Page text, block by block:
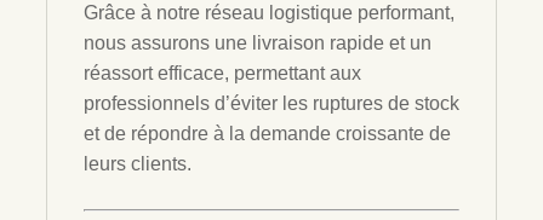
Grâce à notre réseau logistique performant,
nous assurons une livraison rapide et un
réassort efficace, permettant aux
professionnels d’éviter les ruptures de stock
et de répondre à la demande croissante de
leurs clients.